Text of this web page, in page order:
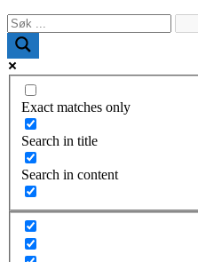
Exact matches only
Search in title
Search in content